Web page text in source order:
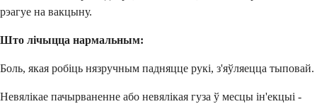
рэагуе на вакцыну.
Што лічыцца нармальным:
Боль, якая робіць нязручным падняцце рукі, з'яўляецца тыповай.
Невялікае пачырваненне або невялікая гуза ў месцы ін'екцыі -